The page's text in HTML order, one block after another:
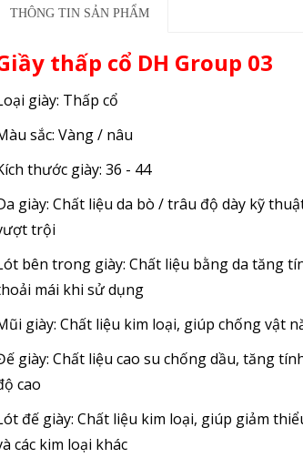
THÔNG TIN SẢN PHẨM
thấp cổ DH Group 03
giày: Thấp cổ
sắc: Vàng / nâu
thước giày: 36 - 44
giày: Chất liệu da bò / trâu độ dày kỹ
trội
bên trong giày: Chất liệu bằng da tăng
mái khi sử dụng
giày: Chất liệu kim loại, giúp chống vật
giày: Chất liệu cao su chống dầu, tăng
cao
đế giày: Chất liệu kim loại, giúp giảm
các kim loại khác